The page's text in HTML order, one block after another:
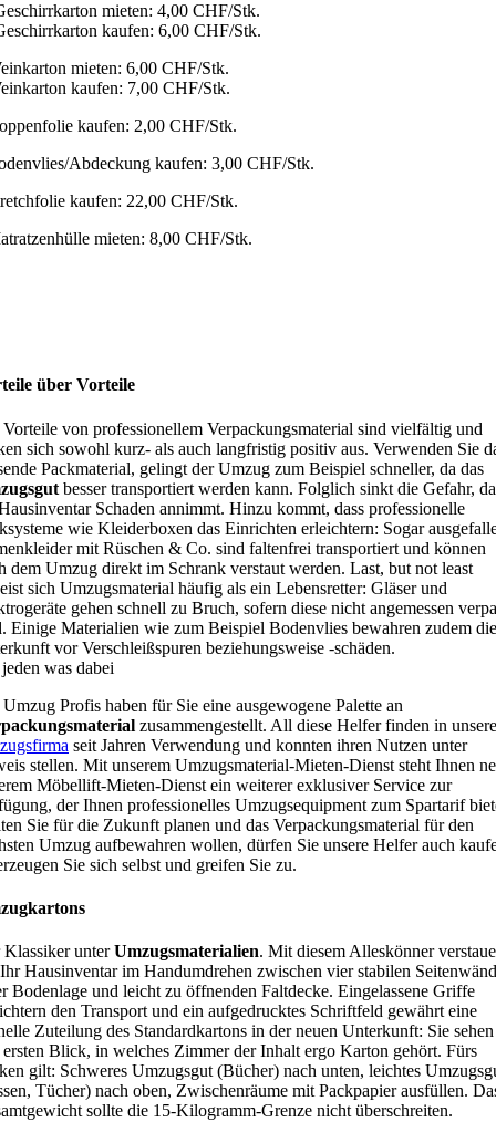
mieten: 4,00 CHF/Stk.
kaufen: 6,00 CHF/Stk.
mieten: 6,00 CHF/Stk.
kaufen: 7,00 CHF/Stk.
kaufen: 2,00 CHF/Stk.
Abdeckung kaufen: 3,00 CHF/Stk.
kaufen: 22,00 CHF/Stk.
mieten: 8,00 CHF/Stk.
über Vorteile
von professionellem Verpackungsmaterial sind vielfältig und
sich sowohl kurz- als auch langfristig positiv aus. Verwenden Sie
Packmaterial, gelingt der Umzug zum Beispiel schneller, da das
besser transportiert werden kann. Folglich sinkt die Gefahr,
Schaden annimmt. Hinzu kommt, dass professionelle
wie Kleiderboxen das Einrichten erleichtern: Sogar
mit Rüschen & Co. sind faltenfrei transportiert und können
dem Umzug direkt im Schrank verstaut werden. Last, but not least
sich Umzugsmaterial häufig als ein Lebensretter: Gläser und
gehen schnell zu Bruch, sofern diese nicht angemessen
Einige Materialien wie zum Beispiel Bodenvlies bewahren zudem die
vor Verschleißspuren beziehungsweise -schäden.
was dabei
Profis haben für Sie eine ausgewogene Palette an
zusammengestellt. All diese Helfer finden in
seit Jahren Verwendung und konnten ihren Nutzen unter
stellen. Mit unserem Umzugsmaterial-Mieten-Dienst steht Ihnen
Möbellift-Mieten-Dienst ein weiterer exklusiver Service zur
der Ihnen professionelles Umzugsequipment zum Spartarif
Sie für die Zukunft planen und das Verpackungsmaterial für den
Umzug aufbewahren wollen, dürfen Sie unsere Helfer auch
Sie sich selbst und greifen Sie zu.
Klassiker unterUmzugsmaterialien. Mit diesem Alleskönner
Hausinventar im Handumdrehen zwischen vier stabilen
Bodenlage und leicht zu öffnenden Faltdecke. Eingelassene Griffe
den Transport und ein aufgedrucktes Schriftfeld gewährt eine
Zuteilung des Standardkartons in der neuen Unterkunft: Sie
ersten Blick, in welches Zimmer der Inhalt ergo Karton gehört. Fürs
gilt: Schweres Umzugsgut (Bücher) nach unten, leichtes
Tücher) nach oben, Zwischenräume mit Packpapier ausfüllen.
sollte die 15-Kilogramm-Grenze nicht überschreiten.